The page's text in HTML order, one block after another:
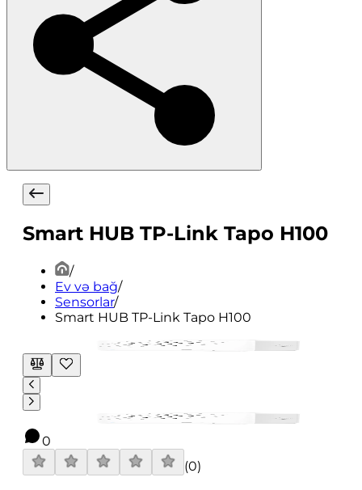
Smart HUB TP-Link Tapo H100
/
Ev və bağ/
Sensorlar/
Smart HUB TP-Link Tapo H100
0
(0)